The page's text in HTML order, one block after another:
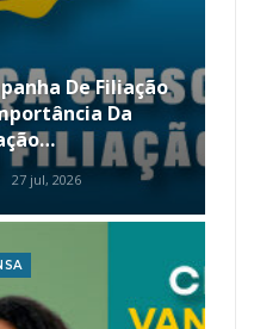
De Filiação
Da
27 jul, 2026